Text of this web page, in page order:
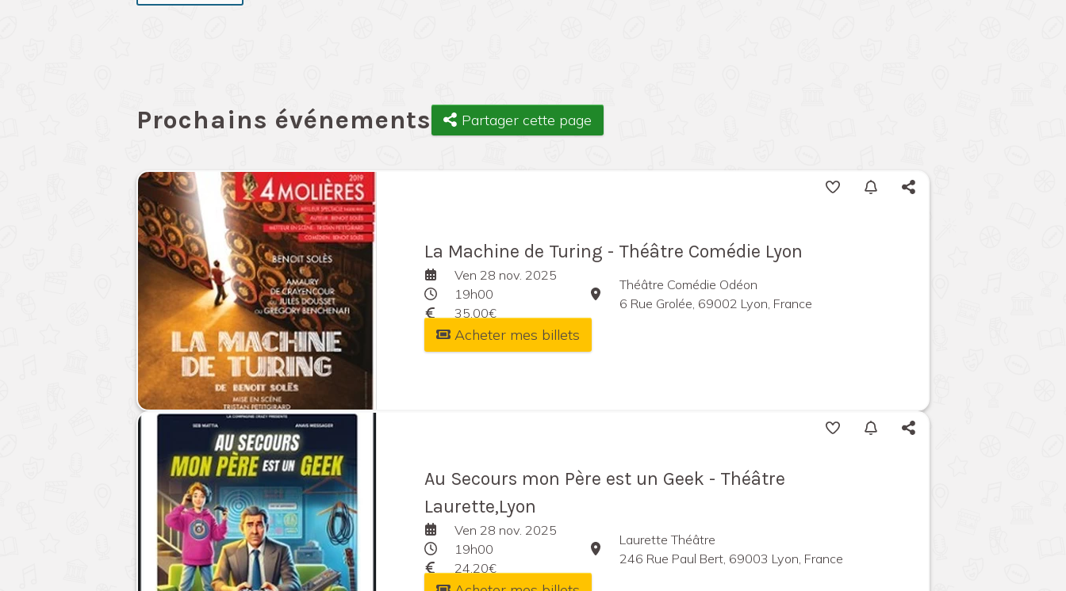
Prochains événements Partager cette page
La Machine de Turing - Théâtre Comédie Lyon
Ven 28 nov. 2025
19h00
35,00€
Théâtre Comédie Odéon
6 Rue Grolée, 69002 Lyon, France
Acheter mes billets
Au Secours mon Père est un Geek - Théâtre
Laurette,Lyon
Ven 28 nov. 2025
19h00
24,20€
Laurette Théâtre
246 Rue Paul Bert, 69003 Lyon, France